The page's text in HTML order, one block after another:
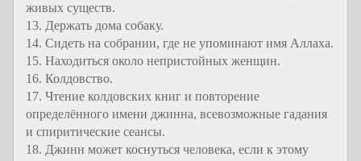
живых существ.
13. Держать дома собаку.
14. Сидеть на собрании, где не упоминают имя Аллаха.
15. Находиться около непристойных женщин.
16. Колдовство.
17. Чтение колдовских книг и повторение
определённого имени джинна, всевозможные гадания
и спиритические сеансы.
18. Джинн может коснуться человека, если к этому